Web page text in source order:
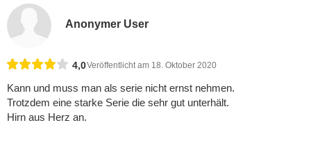
Anonymer User
4,0Veröffentlicht am 18. Oktober 2020
Kann und muss man als serie nicht ernst nehmen.
Trotzdem eine starke Serie die sehr gut unterhält.
Hirn aus Herz an.